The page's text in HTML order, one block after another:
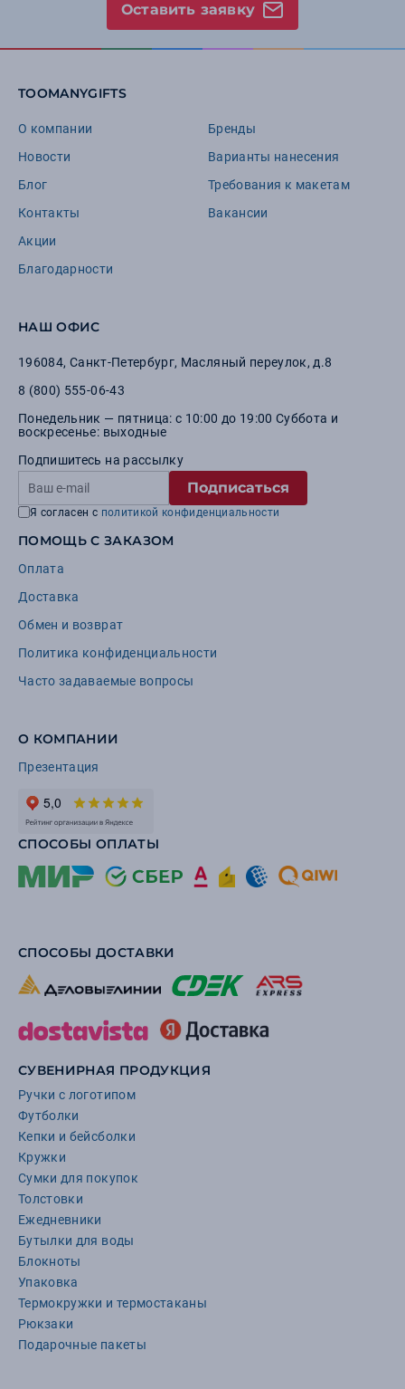
Оставить заявку
TOOMANYGIFTS
О компании
Новости
Блог
Контакты
Акции
Благодарности
Бренды
Варианты нанесения
Требования к макетам
Вакансии
НАШ ОФИС
196084, Санкт-Петербург, Масляный переулок, д.8
8 (800) 555-06-43
Понедельник — пятница: с 10:00 до 19:00 Суббота и
воскресенье: выходные
Подпишитесь на рассылку
Подписаться
Я согласен с политикой конфиденциальности
ПОМОЩЬ С ЗАКАЗОМ
Оплата
Доставка
Обмен и возврат
Политика конфиденциальности
Часто задаваемые вопросы
О КОМПАНИИ
Презентация
СПОСОБЫ ОПЛАТЫ
СПОСОБЫ ДОСТАВКИ
СУВЕНИРНАЯ ПРОДУКЦИЯ
Ручки с логотипом
Футболки
Кепки и бейсболки
Кружки
Сумки для покупок
Толстовки
Ежедневники
Бутылки для воды
Блокноты
Упаковка
Термокружки и термостаканы
Рюкзаки
Подарочные пакеты